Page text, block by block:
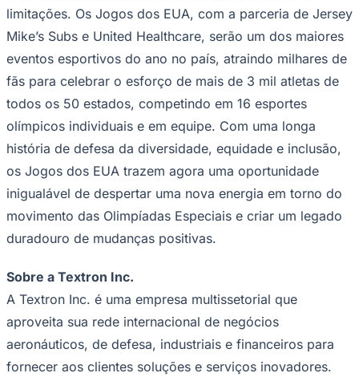
limitações. Os Jogos dos EUA, com a parceria de Jersey
Mike’s Subs e United Healthcare, serão um dos maiores
eventos esportivos do ano no país, atraindo milhares de
fãs para celebrar o esforço de mais de 3 mil atletas de
todos os 50 estados, competindo em 16 esportes
olímpicos individuais e em equipe. Com uma longa
história de defesa da diversidade, equidade e inclusão,
os Jogos dos EUA trazem agora uma oportunidade
inigualável de despertar uma nova energia em torno do
movimento das Olimpíadas Especiais e criar um legado
duradouro de mudanças positivas.
Sobre a Textron Inc.
A Textron Inc. é uma empresa multissetorial que
aproveita sua rede internacional de negócios
aeronáuticos, de defesa, industriais e financeiros para
fornecer aos clientes soluções e serviços inovadores.